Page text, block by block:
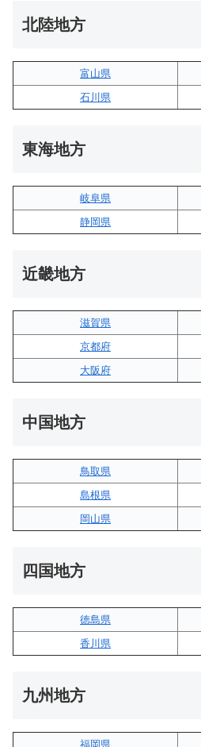
北陸地方
富山県
石川県
東海地方
岐阜県
静岡県
近畿地方
滋賀県
京都府
大阪府
中国地方
鳥取県
島根県
岡山県
四国地方
徳島県
香川県
九州地方
福岡県